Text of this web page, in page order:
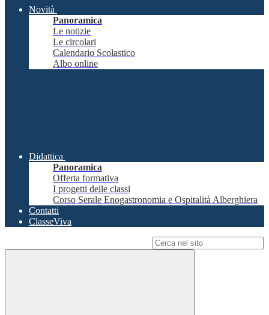
Novità
Panoramica
Le notizie
Le circolari
Calendario Scolastico
Albo online
Didattica
Panoramica
Offerta formativa
I progetti delle classi
Corso Serale Enogastronomia e Ospitalità Alberghiera
Contatti
ClasseViva